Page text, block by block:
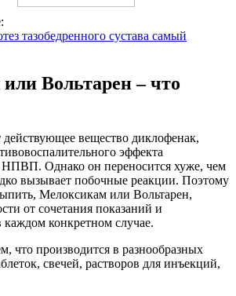
тазобедренного сустава самый
Вольтарен – что
действующее вещество диклофенак,
эффекта
НПВП. Однако он переносится хуже, чем
вызывает побочные реакции. Поэтому
Мелоксикам или Вольтарен,
от сочетания показаний и
конкретном случае.
что производится в разнообразных
свечей, растворов для инъекций,